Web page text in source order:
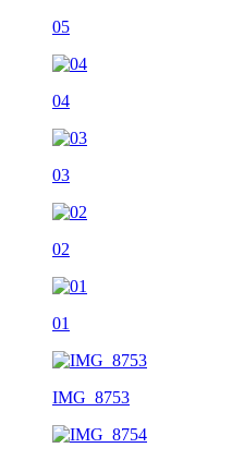
05
04
03
02
01
IMG_8753